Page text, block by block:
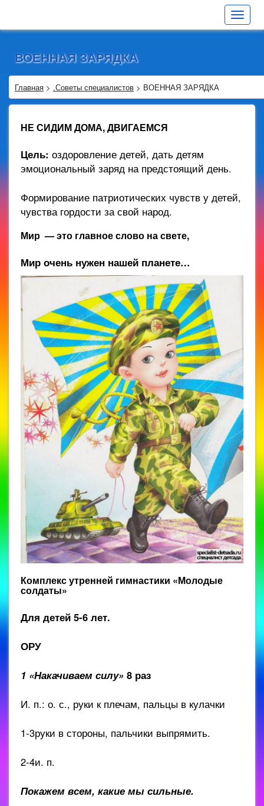
Toggle
ВОЕННАЯ ЗАРЯДКА
Главная > .Советы специалистов > ВОЕННАЯ ЗАРЯДКА
НЕ СИДИМ ДОМА, ДВИГАЕМСЯ
Цель: оздоровление детей, дать детям
эмоциональный заряд на предстоящий день.
Формирование патриотических чувств у детей,
чувства гордости за свой народ.
Мир — это главное слово на свете,
Мир очень нужен нашей планете…
Комплекс утренней гимнастики «Молодые
солдаты»
Для детей 5-6 лет.
ОРУ
1 «Накачиваем силу» 8 раз
И. п.: о. с., руки к плечам, пальцы в кулачки
1-3руки в стороны, пальчики выпрямить.
2-4и. п.
Покажем всем, какие мы сильные.